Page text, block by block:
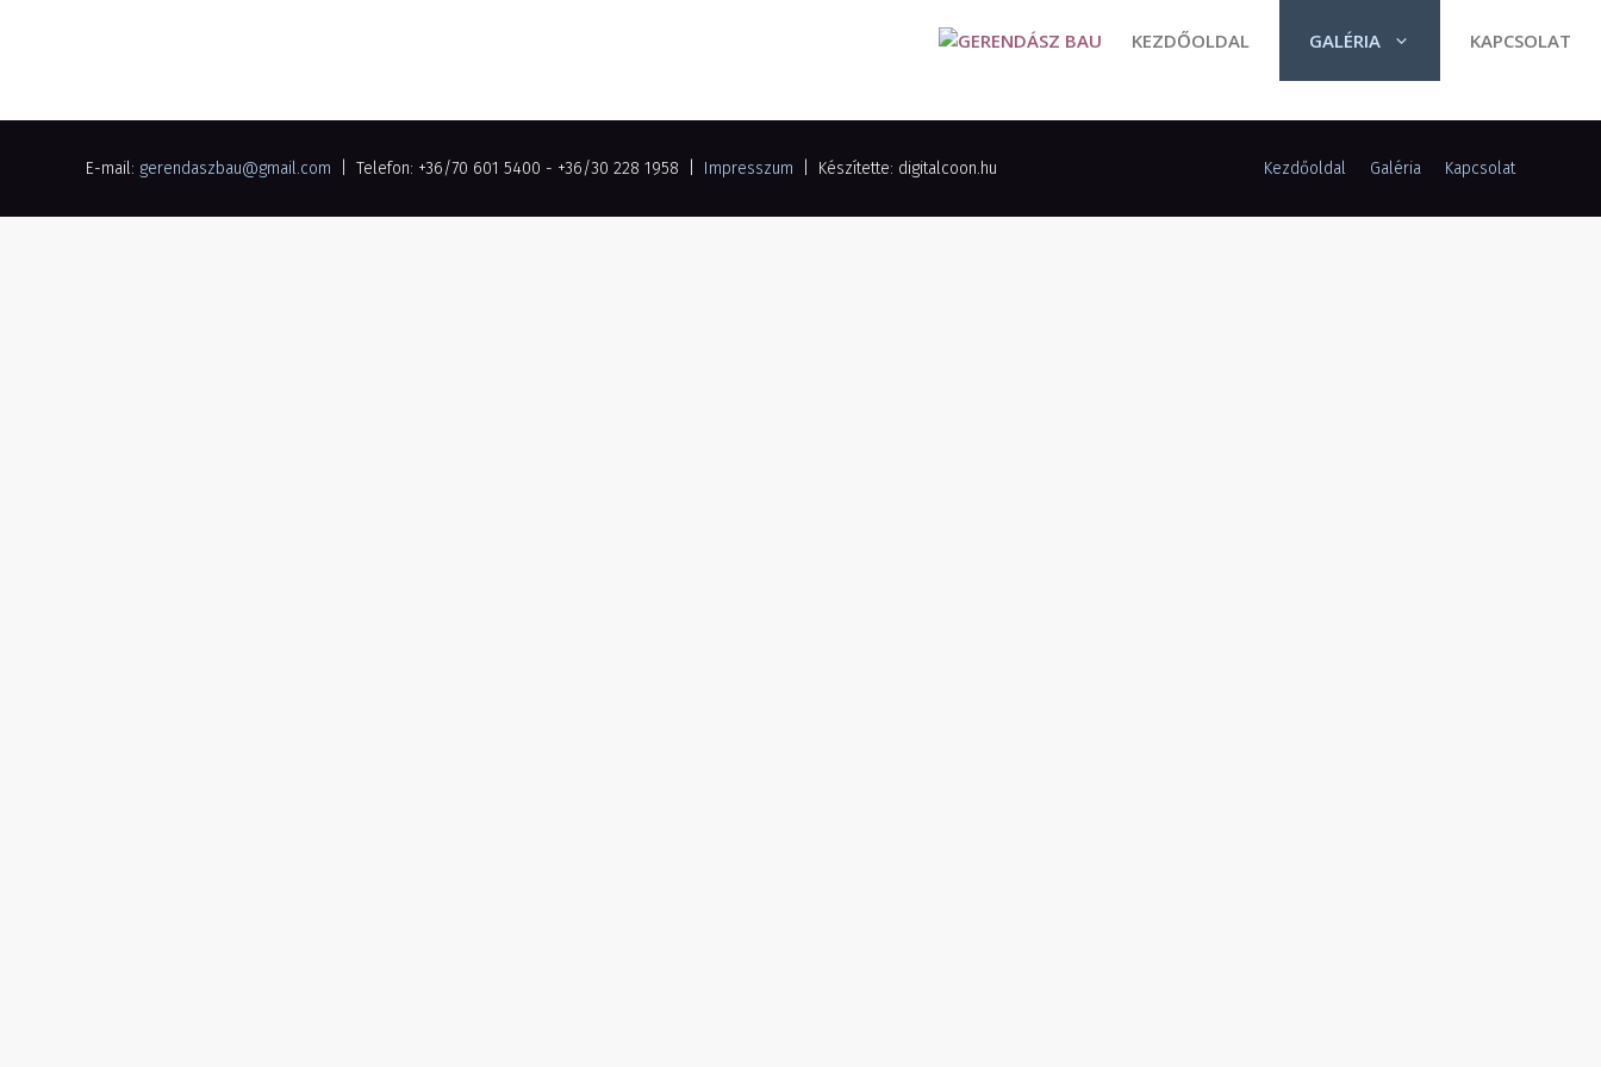
KEZDŐOLDAL GALÉRIA KAPCSOLAT
Kezdőoldal Galéria Kapcsolat
E-mail: gerendaszbau@gmail.com | Telefon: +36/70 601 5400 - +36/30 228 1958 | Impresszum | Készítette: digitalcoon.hu